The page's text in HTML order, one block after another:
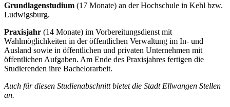
Grundlagenstudium (17 Monate) an der Hochschule in Kehl bzw.
Ludwigsburg.
Praxisjahr (14 Monate) im Vorbereitungsdienst mit
Wahlmöglichkeiten in der öffentlichen Verwaltung im In- und
Ausland sowie in öffentlichen und privaten Unternehmen mit
öffentlichen Aufgaben. Am Ende des Praxisjahres fertigen die
Studierenden ihre Bachelorarbeit.
Auch für diesen Studienabschnitt bietet die Stadt Ellwangen Stellen
an.